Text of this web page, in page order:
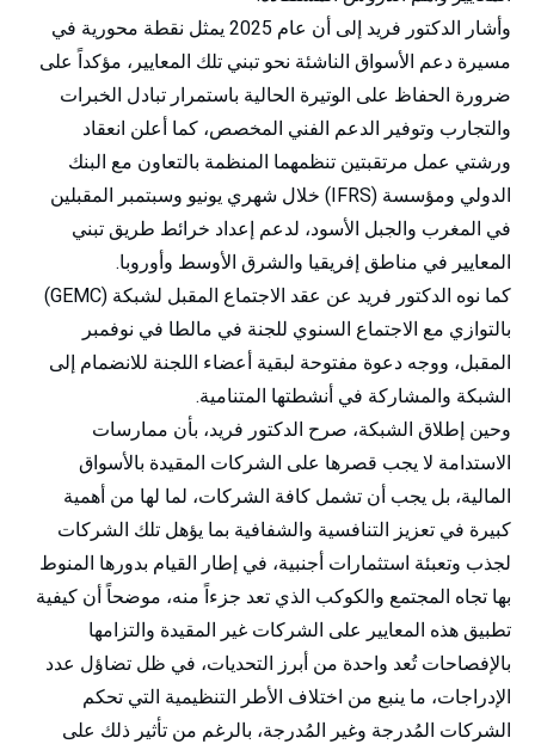
وأشار الدكتور فريد إلى أن عام 2025 يمثل نقطة محورية في
مسيرة دعم الأسواق الناشئة نحو تبني تلك المعايير، مؤكداً على
ضرورة الحفاظ على الوتيرة الحالية باستمرار تبادل الخبرات
والتجارب وتوفير الدعم الفني المخصص، كما أعلن انعقاد
ورشتي عمل مرتقبتين تنظمهما المنظمة بالتعاون مع البنك
الدولي ومؤسسة (IFRS) خلال شهري يونيو وسبتمبر المقبلين
في المغرب والجبل الأسود، لدعم إعداد خرائط طريق تبني
المعايير في مناطق إفريقيا والشرق الأوسط وأوروبا.
كما نوه الدكتور فريد عن عقد الاجتماع المقبل لشبكة (GEMC)
بالتوازي مع الاجتماع السنوي للجنة في مالطا في نوفمبر
المقبل، ووجه دعوة مفتوحة لبقية أعضاء اللجنة للانضمام إلى
الشبكة والمشاركة في أنشطتها المتنامية.
وحين إطلاق الشبكة، صرح الدكتور فريد، بأن ممارسات
الاستدامة لا يجب قصرها على الشركات المقيدة بالأسواق
المالية، بل يجب أن تشمل كافة الشركات، لما لها من أهمية
كبيرة في تعزيز التنافسية والشفافية بما يؤهل تلك الشركات
لجذب وتعبئة استثمارات أجنبية، في إطار القيام بدورها المنوط
بها تجاه المجتمع والكوكب الذي تعد جزءاً منه، موضحاً أن كيفية
تطبيق هذه المعايير على الشركات غير المقيدة والتزامها
بالإفصاحات تُعد واحدة من أبرز التحديات، في ظل تضاؤل عدد
الإدراجات، ما ينبع من اختلاف الأطر التنظيمية التي تحكم
الشركات المُدرجة وغير المُدرجة، بالرغم من تأثير ذلك على